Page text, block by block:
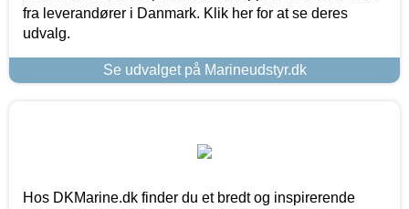
fra leverandører i Danmark. Klik her for at se deres
udvalg.
Se udvalget på Marineudstyr.dk
Hos DKMarine.dk finder du et bredt og inspirerende